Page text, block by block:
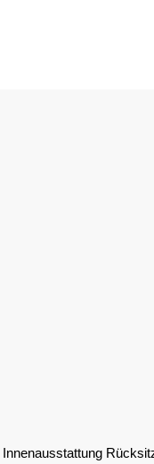
Innenausstattung